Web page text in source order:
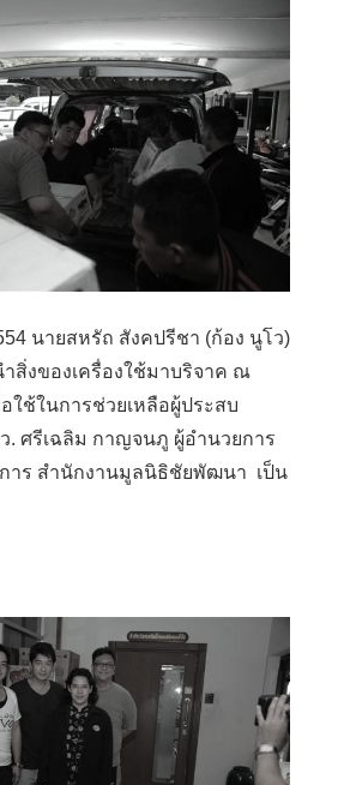
นายสหรัถ สังคปรีชา (ก้อง นูโว)
สิ่งของเครื่องใช้มาบริจาค ณ
ช้ในการช่วยเหลือผู้ประสบ
. ศรีเฉลิม กาญจนภู ผู้อำนวยการ
าร สำนักงานมูลนิธิชัยพัฒนา เป็น